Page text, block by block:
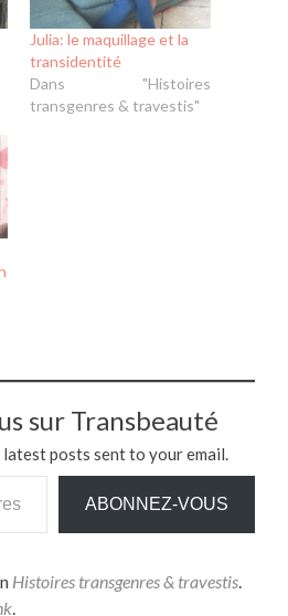
Julia: le maquillage et la
transidentité
Dans "Histoires
transgenres & travestis"
sur Transbeauté
posts sent to your email.
ABONNEZ-VOUS
Histoires transgenres & travestis.
.